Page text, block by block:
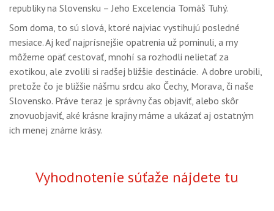
republiky na Slovensku – Jeho Excelencia Tomáš Tuhý.
Som doma, to sú slová, ktoré najviac vystihujú posledné
mesiace. Aj keď najprísnejšie opatrenia už pominuli, a my
môžeme opäť cestovať, mnohí sa rozhodli nelietať za
exotikou, ale zvolili si radšej bližšie destinácie. A dobre urobili,
pretože čo je bližšie nášmu srdcu ako Čechy, Morava, či naše
Slovensko. Práve teraz je správny čas objaviť, alebo skôr
znovuobjaviť, aké krásne krajiny máme a ukázať aj ostatným
ich menej známe krásy.
Vyhodnotenie súťaže nájdete tu